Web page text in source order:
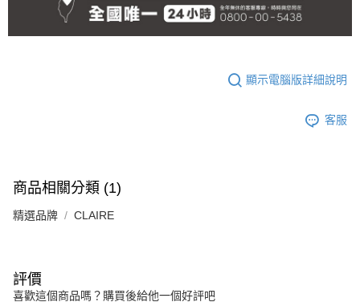
顯示電腦版詳細說明
客服
商品相關分類 (1)
精選品牌 CLAIRE
評價
喜歡這個商品嗎？購買後給他一個好評吧